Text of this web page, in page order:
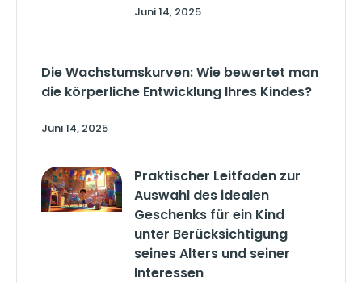
Juni 14, 2025
Die Wachstumskurven: Wie bewertet man
die körperliche Entwicklung Ihres Kindes?
Juni 14, 2025
Praktischer Leitfaden zur
Auswahl des idealen
Geschenks für ein Kind
unter Berücksichtigung
seines Alters und seiner
Interessen